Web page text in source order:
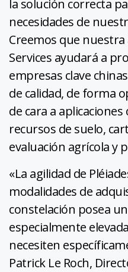
la solución correcta
necesidades de
Creemos que
Services ayudará a
empresas clave
de calidad, de forma
de cara a
recursos de suelo,
evaluación agrícola y
«La agilidad de
modalidades de
constelación posea
especialmente
necesiten
Patrick Le Roch,